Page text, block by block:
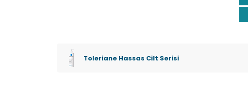
Toleriane Hassas Cilt Serisi